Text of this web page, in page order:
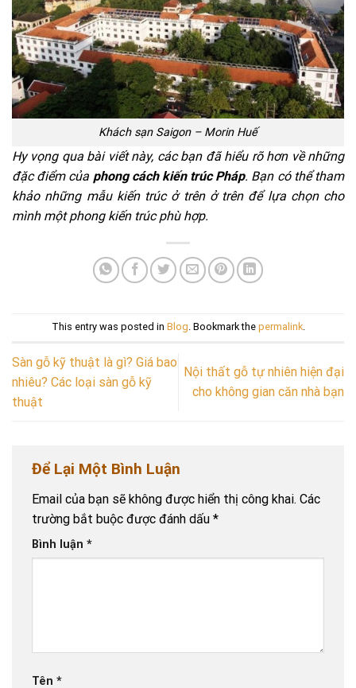
Khách sạn Saigon – Morin Huế
Hy vọng qua bài viết này, các bạn đã hiểu rõ hơn về những
đặc điểm của phong cách kiến trúc Pháp. Bạn có thể tham
khảo những mẫu kiến trúc ở trên ở trên để lựa chọn cho
mình một phong kiến trúc phù hợp.
This entry was posted in Blog. Bookmark the permalink.
Sàn gỗ kỹ thuật là gì? Giá bao
nhiêu? Các loại sàn gỗ kỹ
thuật
Nội thất gỗ tự nhiên hiện đại
cho không gian căn nhà bạn
Để Lại Một Bình Luận
Email của bạn sẽ không được hiển thị công khai. Các
trường bắt buộc được đánh dấu *
Bình luận *
Tên *